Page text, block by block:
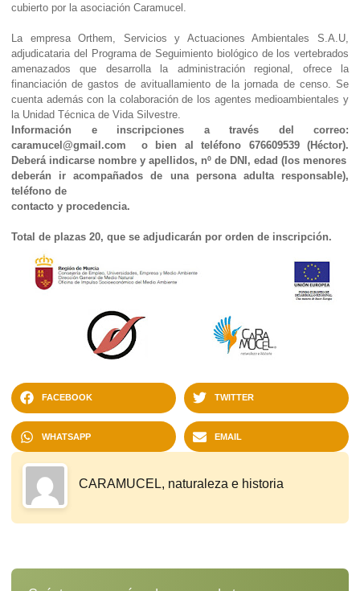
cubierto por la asociación Caramucel.
La empresa Orthem, Servicios y Actuaciones Ambientales S.A.U,
adjudicataria del Programa de Seguimiento biológico de los vertebrados
amenazados que desarrolla la administración regional, ofrece la
financiación de gastos de avituallamiento de la jornada de censo. Se
cuenta además con la colaboración de los agentes medioambientales y
la Unidad Técnica de Vida Silvestre.
Información e inscripciones a través del correo:
caramucel@gmail.com o bien al teléfono 676609539 (Héctor).
Deberá indicarse nombre y apellidos, nº de DNI, edad (los menores
deberán ir acompañados de una persona adulta responsable),
teléfono de
contacto y procedencia.
Total de plazas 20, que se adjudicarán por orden de inscripción.
FACEBOOK TWITTER
WHATSAPP EMAIL
CARAMUCEL, naturaleza e historia